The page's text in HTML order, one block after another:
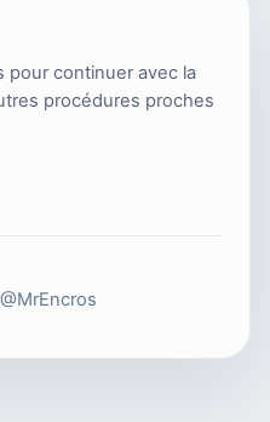
pour continuer avec la
procédures proches